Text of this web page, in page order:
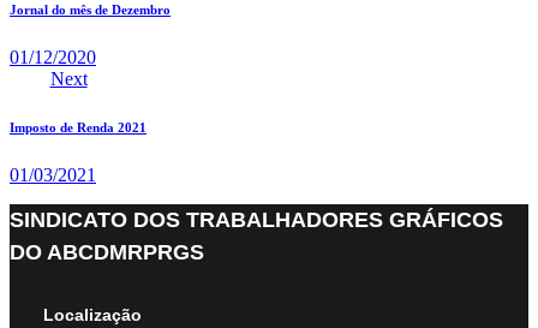
Jornal do mês de Dezembro
01/12/2020
Next
Imposto de Renda 2021
01/03/2021
SINDICATO DOS TRABALHADORES GRÁFICOS
DO ABCDMRPRGS
Localização